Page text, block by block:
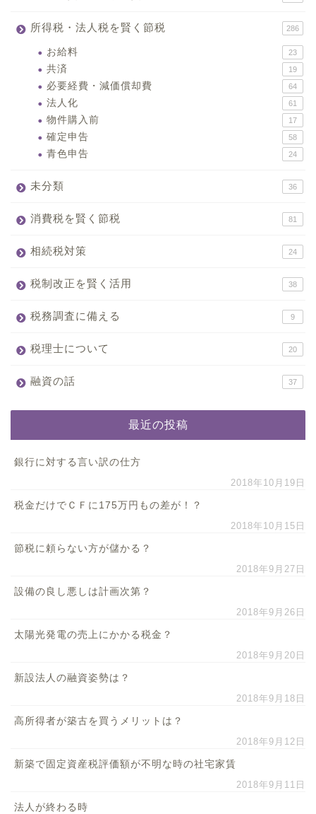
所得税・法人税を賢く節税 286
お給料 23
共済 19
必要経費・減価償却費 64
法人化 61
物件購入前 17
確定申告 58
青色申告 24
未分類 36
消費税を賢く節税 81
相続税対策 24
税制改正を賢く活用 38
税務調査に備える 9
税理士について 20
融資の話 37
最近の投稿
銀行に対する言い訳の仕方
2018年10月19日
税金だけでＣＦに175万円もの差が！？
2018年10月15日
節税に頼らない方が儲かる？
2018年9月27日
設備の良し悪しは計画次第？
2018年9月26日
太陽光発電の売上にかかる税金？
2018年9月20日
新設法人の融資姿勢は？
2018年9月18日
高所得者が築古を買うメリットは？
2018年9月12日
新築で固定資産税評価額が不明な時の社宅家賃
2018年9月11日
法人が終わる時